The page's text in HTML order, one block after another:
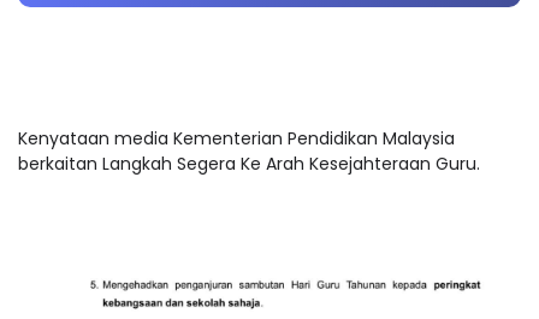
Kenyataan media Kementerian Pendidikan Malaysia
berkaitan Langkah Segera Ke Arah Kesejahteraan Guru.